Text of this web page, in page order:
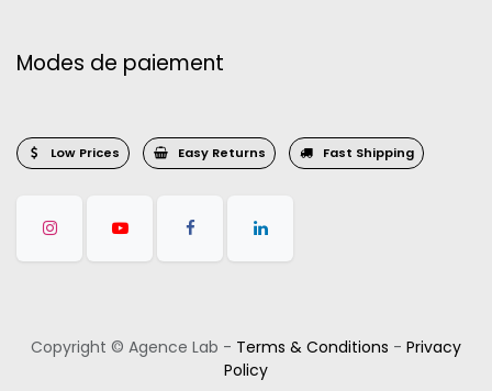
Modes de paiement
Low Prices Easy Returns Fast Shipping
Copyright © Agence Lab - Terms & Conditions - Privacy
Policy